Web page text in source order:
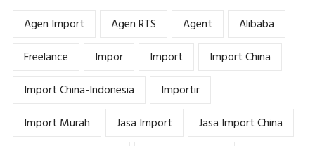
Agen Import Agen RTS Agent
Alibaba
Freelance
Impor Import
Import China
Import China-Indonesia
Importir
Import Murah
Jasa Import
Jasa Import China